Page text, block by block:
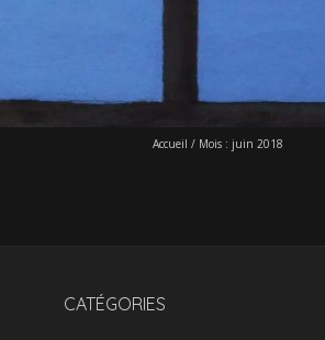
Accueil / Mois : juin 2018
CATÉGORIES